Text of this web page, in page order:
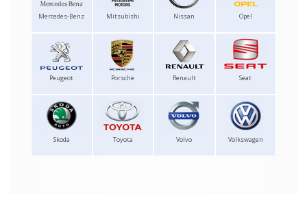
Mercedes-Benz Mitsubishi Nissan Opel
Peugeot Porsche Renault Seat
Skoda Toyota Volvo Volkswagen